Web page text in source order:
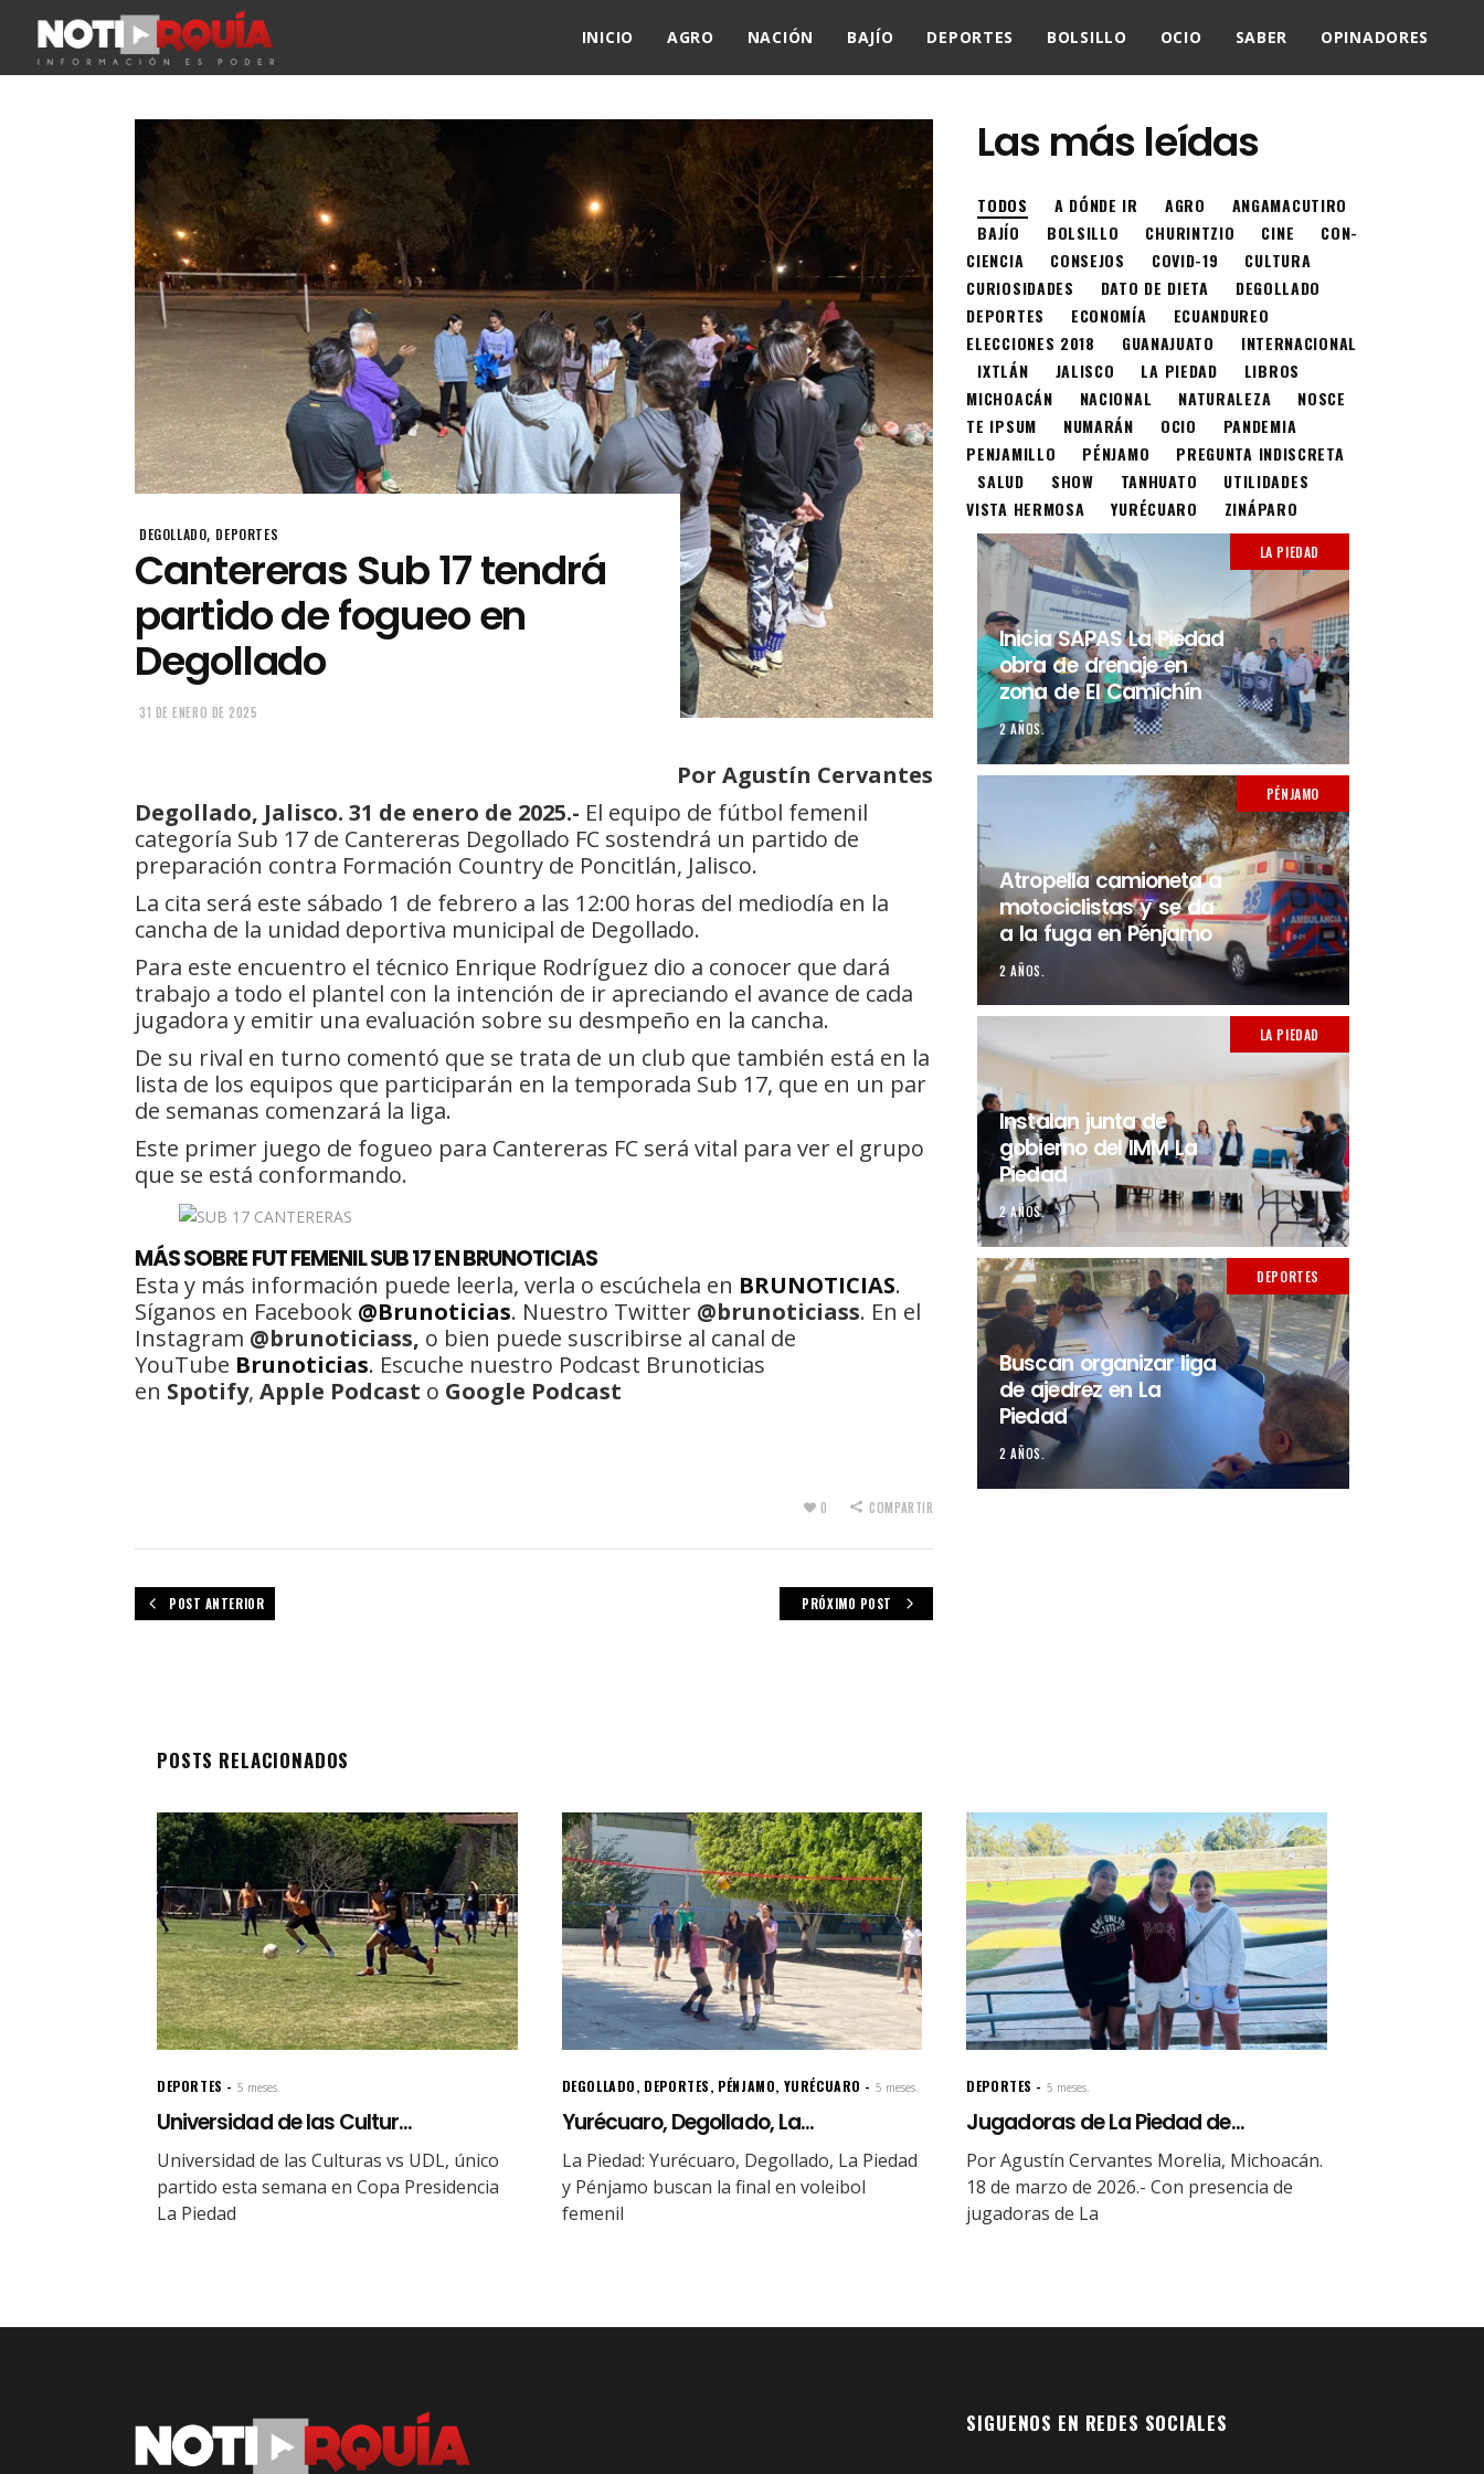
INICIO AGRO NACIÓN BAJÍO DEPORTES BOLSILLO OCIO SABER OPINADORES
DEGOLLADO, DEPORTES
Cantereras Sub 17 tendrá
partido de fogueo en
Degollado
31 DE ENERO DE 2025
Por Agustín Cervantes
Degollado, Jalisco. 31 de enero de 2025.- El equipo de fútbol femenil
categoría Sub 17 de Cantereras Degollado FC sostendrá un partido de
preparación contra Formación Country de Poncitlán, Jalisco.
La cita será este sábado 1 de febrero a las 12:00 horas del mediodía en la
cancha de la unidad deportiva municipal de Degollado.
Para este encuentro el técnico Enrique Rodríguez dio a conocer que dará
trabajo a todo el plantel con la intención de ir apreciando el avance de cada
jugadora y emitir una evaluación sobre su desmpeño en la cancha.
De su rival en turno comentó que se trata de un club que también está en la
lista de los equipos que participarán en la temporada Sub 17, que en un par
de semanas comenzará la liga.
Este primer juego de fogueo para Cantereras FC será vital para ver el grupo
que se está conformando.
MÁS SOBRE FUT FEMENIL SUB 17 EN BRUNOTICIAS
Esta y más información puede leerla, verla o escúchela en BRUNOTICIAS.
Síganos en Facebook @Brunoticias. Nuestro Twitter @brunoticiass. En el
Instagram @brunoticiass, o bien puede suscribirse al canal de
YouTube Brunoticias. Escuche nuestro Podcast Brunoticias
en Spotify, Apple Podcast o Google Podcast
0 COMPARTIR
POST ANTERIOR PRÓXIMO POST
Las más leídas
TODOS A DÓNDE IR AGRO
ANGAMACUTIRO
BAJÍO
BOLSILLO CHURINTZIO CINE
CON-
CIENCIA
CONSEJOS COVID-19
CULTURA
CURIOSIDADES
DATO DE DIETA
DEGOLLADO
DEPORTES
ECONOMÍA
ECUANDUREO
ELECCIONES 2018
GUANAJUATO
INTERNACIONAL
IXTLÁN
JALISCO LA PIEDAD
LIBROS
MICHOACÁN
NACIONAL NATURALEZA
NOSCE
TE IPSUM
NUMARÁN OCIO
PANDEMIA
PENJAMILLO
PÉNJAMO
PREGUNTA INDISCRETA
SALUD
SHOW TANHUATO
UTILIDADES
VISTA HERMOSA
YURÉCUARO ZINÁPARO
LA PIEDAD
Inicia SAPAS La Piedad
obra de drenaje en
zona de El Camichín
2 AÑOS.
PÉNJAMO
Atropella camioneta a
motociclistas y se da
a la fuga en Pénjamo
2 AÑOS.
LA PIEDAD
Instalan junta de
gobierno del IMM La
Piedad
2 AÑOS.
DEPORTES
Buscan organizar liga
de ajedrez en La
Piedad
2 AÑOS.
POSTS RELACIONADOS
DEPORTES 5 meses.
Universidad de las Cultur...
Universidad de las Culturas vs UDL, único
partido esta semana en Copa Presidencia
La Piedad
DEGOLLADO, DEPORTES, PÉNJAMO, YURÉCUARO 5 meses.
Yurécuaro, Degollado, La...
La Piedad: Yurécuaro, Degollado, La Piedad
y Pénjamo buscan la final en voleibol
femenil
DEPORTES 5 meses.
Jugadoras de La Piedad de...
Por Agustín Cervantes Morelia, Michoacán.
18 de marzo de 2026.- Con presencia de
jugadoras de La
SIGUENOS EN REDES SOCIALES